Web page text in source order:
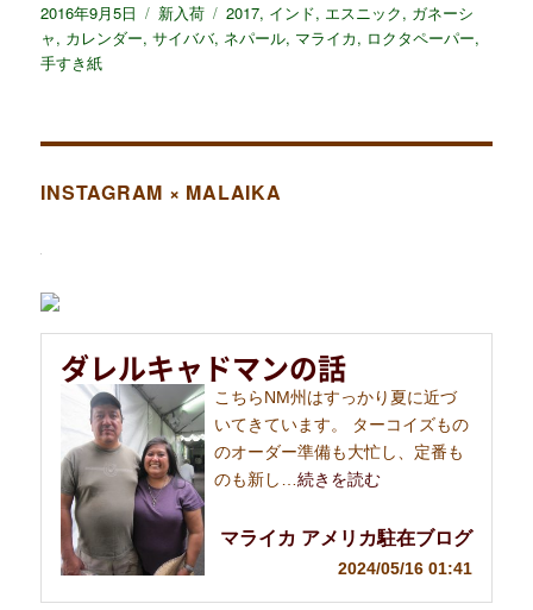
投
稿
日:
2016年9月5日
カ
テ
新入荷
タ
グ
2017, インド, エスニック, ガネーシ
ャ, カレンダー,サイババ, ネパール, マライカ, ロクタペーパー,
手すき紙
INSTAGRAM × MALAIKA
ダレルキャドマンの話
こちらNM州はすっかり夏に近づ
いてきています。 ターコイズもの
のオーダー準備も大忙し、定番も
のも新し…続きを読む
マライカ アメリカ駐在ブログ
2024/05/16 01:41